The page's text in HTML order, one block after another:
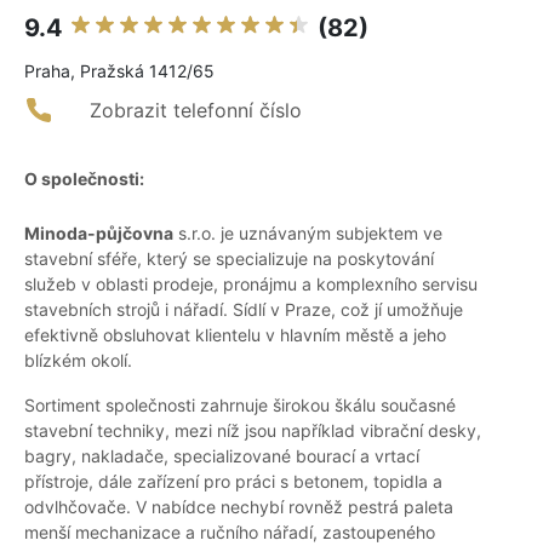
9.4 (82)
Praha, Pražská 1412/65
Zobrazit telefonní číslo
O společnosti:
Minoda-půjčovna s.r.o. je uznávaným subjektem ve
stavební sféře, který se specializuje na poskytování
služeb v oblasti prodeje, pronájmu a komplexního servisu
stavebních strojů i nářadí. Sídlí v Praze, což jí umožňuje
efektivně obsluhovat klientelu v hlavním městě a jeho
blízkém okolí.
Sortiment společnosti zahrnuje širokou škálu současné
stavební techniky, mezi níž jsou například vibrační desky,
bagry, nakladače, specializované bourací a vrtací
přístroje, dále zařízení pro práci s betonem, topidla a
odvlhčovače. V nabídce nechybí rovněž pestrá paleta
menší mechanizace a ručního nářadí, zastoupeného